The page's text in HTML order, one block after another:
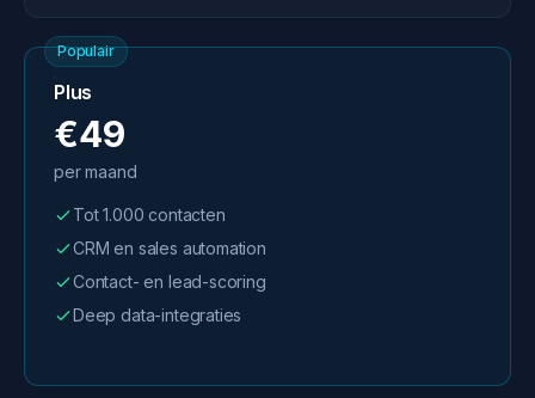
Populair
Plus
€49
per maand
Tot 1.000 contacten
CRM en sales automation
Contact- en lead-scoring
Deep data-integraties